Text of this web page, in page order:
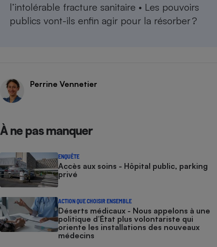
l’intolérable fracture sanitaire • Les pouvoirs
publics vont-ils enfin agir pour la résorber ?
Perrine Vennetier
À ne pas manquer
ENQUÊTE
Accès aux soins - Hôpital public, parking
privé
ACTION QUE CHOISIR ENSEMBLE
Déserts médicaux - Nous appelons à une
politique d’État plus volontariste qui
oriente les installations des nouveaux
médecins